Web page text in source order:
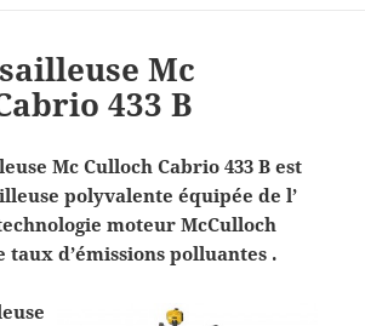
Mc
433 B
Mc Culloch Cabrio 433 B est
polyvalente équipée de l’
moteur McCulloch
d’émissions polluantes .